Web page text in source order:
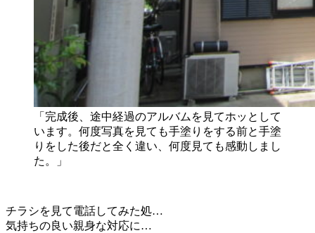
「完成後、途中経過のアルバムを見てホッとして
います。何度写真を見ても手塗りをする前と手塗
りをした後だと全く違い、何度見ても感動しまし
た。」
チラシを見て電話してみた処…
気持ちの良い親身な対応に…